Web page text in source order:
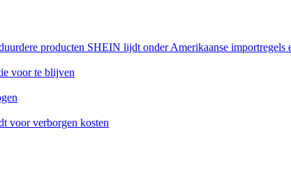
producten SHEIN lijdt onder Amerikaanse importregels
voor te blijven
voor verborgen kosten